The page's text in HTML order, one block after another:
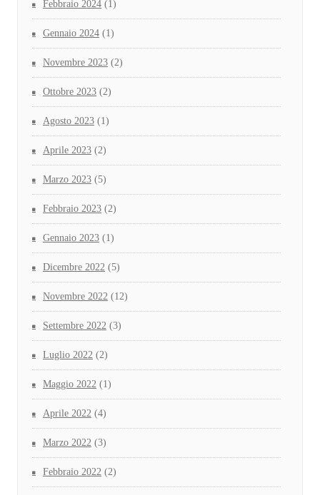
Febbraio 2024 (1)
Gennaio 2024 (1)
Novembre 2023 (2)
Ottobre 2023 (2)
Agosto 2023 (1)
Aprile 2023 (2)
Marzo 2023 (5)
Febbraio 2023 (2)
Gennaio 2023 (1)
Dicembre 2022 (5)
Novembre 2022 (12)
Settembre 2022 (3)
Luglio 2022 (2)
Maggio 2022 (1)
Aprile 2022 (4)
Marzo 2022 (3)
Febbraio 2022 (2)